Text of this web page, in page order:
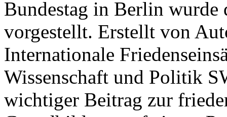
Bundestag in Berlin
vorgestellt. Erstellt von
Internationale
Wissenschaft und Politik
wichtiger Beitrag zur